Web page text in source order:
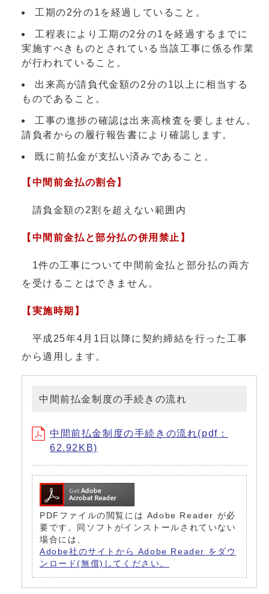
工期の2分の1を経過していること。
工程表により工期の2分の1を経過するまでに
実施すべきものとされている当該工事に係る作業
が行われていること。
出来高が請負代金額の2分の1以上に相当する
ものであること。
工事の進捗の確認は出来高検査を要しません。
請負者からの履行報告書により確認します。
既に前払金が支払い済みであること。
【中間前金払の割合】
請負金額の2割を超えない範囲内
【中間前金払と部分払の併用禁止】
1件の工事について中間前金払と部分払の両方
を受けることはできません。
【実施時期】
平成25年4月1日以降に契約締結を行った工事
から適用します。
中間前払金制度の手続きの流れ
中間前払金制度の手続きの流れ(pdf：
62.92KB)
PDFファイルの閲覧には Adobe Reader が必
要です。同ソフトがインストールされていない
場合には、
Adobe社のサイトから Adobe Reader をダウ
ンロード(無償)してください。